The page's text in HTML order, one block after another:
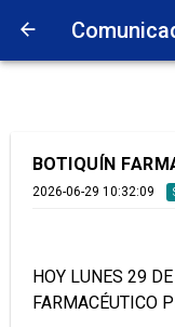
BOTIQUÍN
2026-06-29 10:32:09
HOY LUNES 29
FARMACÉUTICO